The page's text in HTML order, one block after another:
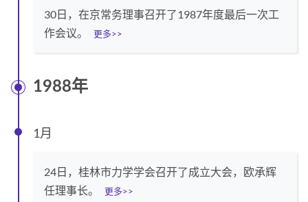
30日，在京常务理事召开了1987年度最后一次工
作会议。
更多>>
1988年
1月
24日，桂林市力学学会召开了成立大会，欧承辉
任理事长。
更多>>